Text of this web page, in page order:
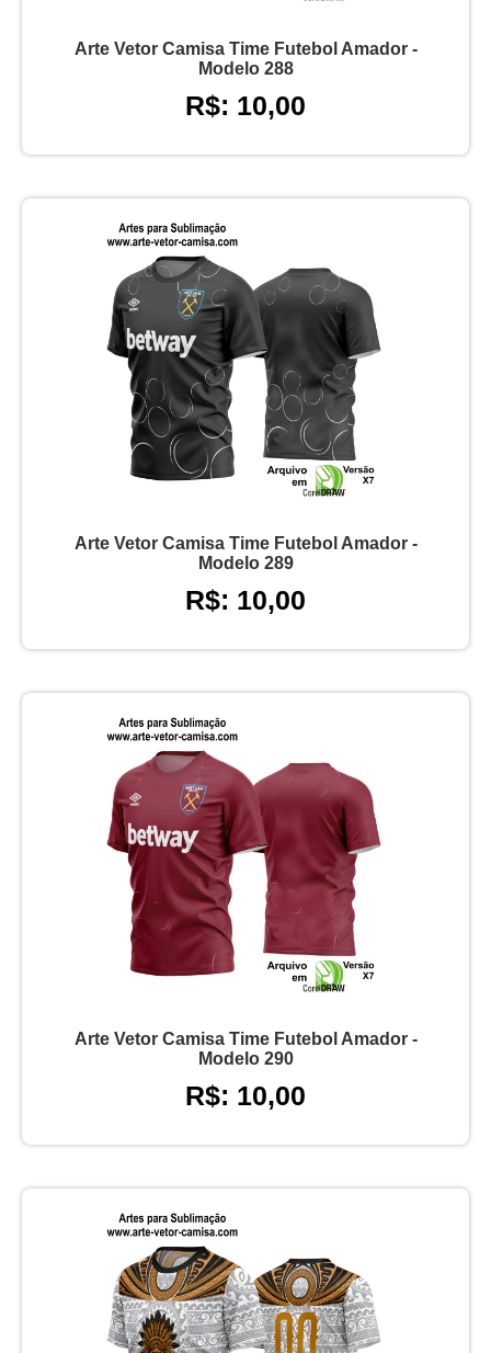
Arte Vetor Camisa Time Futebol Amador -
Modelo 288
R$: 10,00
Arte Vetor Camisa Time Futebol Amador -
Modelo 289
R$: 10,00
Arte Vetor Camisa Time Futebol Amador -
Modelo 290
R$: 10,00